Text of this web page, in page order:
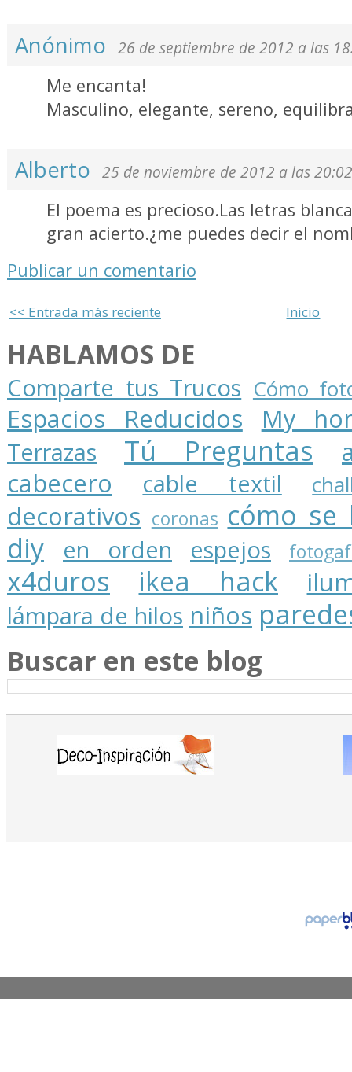
Anónimo 26 de septiembre de 2012 a las
Me encanta!
Masculino, elegante, sereno,
Alberto 25 de noviembre de 2012 a las 20:02
El poema es precioso.Las letras
gran acierto.¿me puedes decir el
Publicar un comentario
<< Entrada más reciente Inicio
HABLAMOS DE
Comparte tus Trucos Cómo
Espacios Reducidos My
Terrazas Tú Preguntas
cabecero
cable textil
decorativos coronas cómo se
diy
en orden espejos
x4duros ikea hack
lámpara de hilos niños
Buscar en este blog